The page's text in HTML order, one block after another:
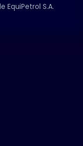
EquiPetrol S.A.